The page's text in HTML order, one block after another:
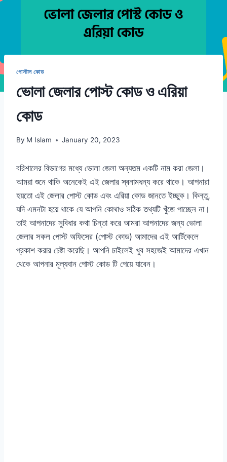
পোস্টাল কোড
ভোলা জেলার পোস্ট কোড ও এরিয়া
কোড
By M Islam January 20, 2023
বরিশালের বিভাগের মধ্যে ভোলা জেলা অন্যতম একটি নাম করা জেলা।
আমরা শুনে থাকি অনেকেই এই জেলার স্বনামধন্য করে থাকে। আপনারা
হয়তো এই জেলার পোস্ট কোড এবং এরিয়া কোড জানতে ইচ্ছুক। কিন্তু,
যদি এমনটা হয়ে থাকে যে আপনি কোথাও সঠিক তথ্যটি খুঁজে পাচ্ছেন না।
তাই আপনাদের সুবিধার কথা চিন্তা করে আমরা আপনাদের জন্য ভোলা
জেলার সকল পোস্ট অফিসের (পোস্ট কোড) আমাদের এই আর্টিকেলে
প্রকাশ করার চেষ্টা করেছি। আপনি চাইলেই খুব সহজেই আমাদের এখান
থেকে আপনার মূল্যবান পোস্ট কোড টি পেয়ে যাবেন।